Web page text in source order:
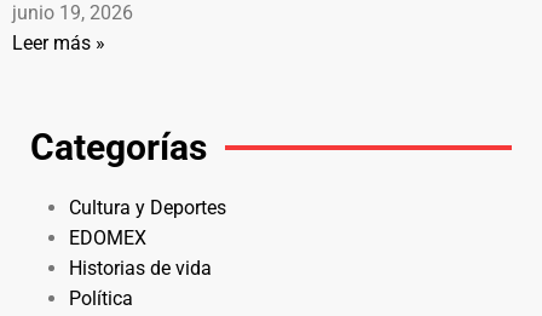
junio 19, 2026
Leer más »
Categorías
Cultura y Deportes
EDOMEX
Historias de vida
Política